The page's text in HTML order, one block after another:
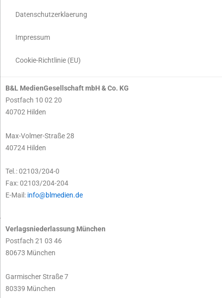
Datenschutzerklaerung
Impressum
Cookie-Richtlinie (EU)
B&L MedienGesellschaft mbH & Co. KG
Postfach 10 02 20
40702 Hilden
Max-Volmer-Straße 28
40724 Hilden
Tel.: 02103/204-0
Fax: 02103/204-204
E-Mail: info@blmedien.de
Verlagsniederlassung München
Postfach 21 03 46
80673 München
Garmischer Straße 7
80339 München